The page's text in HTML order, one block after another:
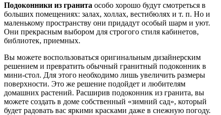
Подоконники из гранита особо хорошо будут смотреться в
больших помещениях: залах, холлах, вестибюлях и т. п. Но и
маленькому пространству они придадут особый шарм и уют.
Они прекрасным выбором для строгого стиля кабинетов,
библиотек, приемных.
Вы можете воспользоваться оригинальным дизайнерским
решением и превратить обычный гранитный подоконник в
мини-стол. Для этого необходимо лишь увеличить размеры
поверхности. Это же решение подойдет и любителям
домашних растений. Расширив подоконник из гранита, вы
можете создать в доме собственный «зимний сад», который
будет радовать вас яркими красками даже в снежную погоду.